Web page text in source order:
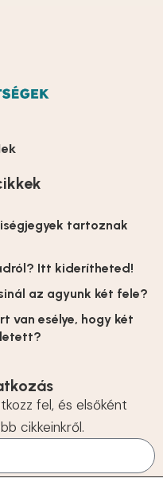
tartoznak
Itt kiderítheted!
az agyunk két fele?
van esélye, hogy két
fel, és elsőként
cikkeinkről.